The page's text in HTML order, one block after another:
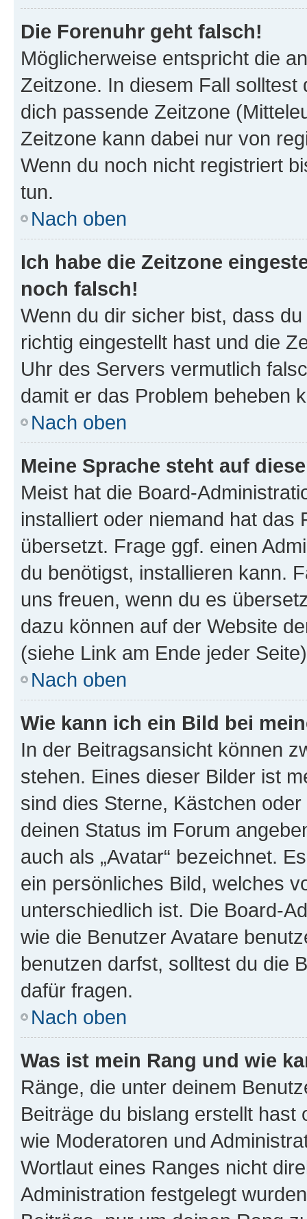
Die Forenuhr geht falsch!
Möglicherweise entspricht die
Zeitzone. In diesem Fall solltest
dich passende Zeitzone
Zeitzone kann dabei nur von
Wenn du noch nicht registriert
tun.
Nach oben
Ich habe die Zeitzone
noch falsch!
Wenn du dir sicher bist, dass
richtig eingestellt hast und die
Uhr des Servers vermutlich
damit er das Problem beheben
Nach oben
Meine Sprache steht auf
Meist hat die Board-
installiert oder niemand hat das
übersetzt. Frage ggf. einen
du benötigst, installieren kann.
uns freuen, wenn du es
dazu können auf der Website
(siehe Link am Ende jeder
Nach oben
Wie kann ich ein Bild bei
In der Beitragsansicht können
stehen. Eines dieser Bilder ist
sind dies Sterne, Kästchen
deinen Status im Forum
auch als „Avatar“ bezeichnet.
ein persönliches Bild, welches
unterschiedlich ist. Die Board-
wie die Benutzer Avatare
benutzen darfst, solltest du die
dafür fragen.
Nach oben
Was ist mein Rang und wie
Ränge, die unter deinem
Beiträge du bislang erstellt
wie Moderatoren und
Wortlaut eines Ranges nicht
Administration festgelegt